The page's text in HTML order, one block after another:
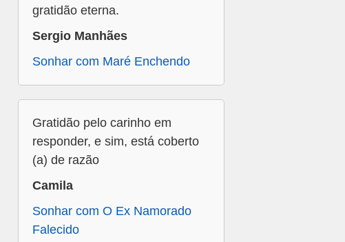
gratidão eterna.
Sergio Manhães
Sonhar com Maré Enchendo
Gratidão pelo carinho em
responder, e sim, está coberto
(a) de razão
Camila
Sonhar com O Ex Namorado
Falecido